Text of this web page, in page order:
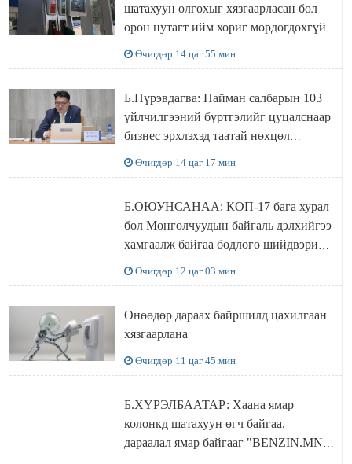
шатахуун олгохыг хязгаарласан бол
орон нутагт ийм хориг мөрдөгдөхгүй
Өчигдөр 14 цаг 55 мин
Б.Пүрэвдагва: Найман салбарын 103
үйлчилгээний бүртгэлийг цуцалснаар
бизнес эрхлэхэд таатай нөхцөл
Өчигдөр 14 цаг 17 мин
Б.ОЮУНСАНАА: КОП-17 бага хурал
бол Монголчуудын байгаль дэлхийгээ
хамгаалж байгаа бодлого шийдвэрийг
Өчигдөр 12 цаг 03 мин
Өнөөдөр дараах байршилд цахилгаан
хязгаарлана
Өчигдөр 11 цаг 45 мин
Б.ХҮРЭЛБААТАР: Хаана ямар
колонкд шатахуун өгч байгаа,
дараалал ямар байгааг "BENZIN.MN”